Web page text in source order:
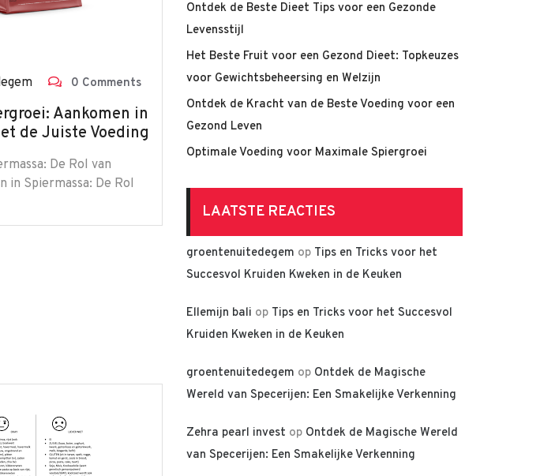
0 Comments
Aankomen in
de Juiste Voeding
De Rol van
in Spiermassa: De Rol
Ontdek de Beste Dieet Tips voor een Gezonde
Levensstijl
Het Beste Fruit voor een Gezond Dieet: Topkeuzes
voor Gewichtsbeheersing en Welzijn
Ontdek de Kracht van de Beste Voeding voor een
Gezond Leven
Optimale Voeding voor Maximale Spiergroei
LAATSTE REACTIES
groentenuitedegem op Tips en Tricks voor het
Succesvol Kruiden Kweken in de Keuken
Ellemijn bali op Tips en Tricks voor het Succesvol
Kruiden Kweken in de Keuken
groentenuitedegem op Ontdek de Magische
Wereld van Specerijen: Een Smakelijke Verkenning
Zehra pearl invest op Ontdek de Magische Wereld
van Specerijen: Een Smakelijke Verkenning